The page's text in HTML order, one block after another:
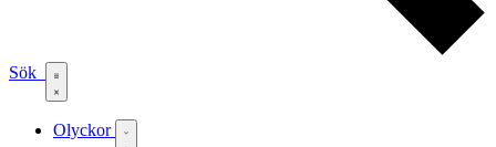
Sök
Olyckor